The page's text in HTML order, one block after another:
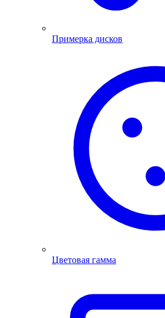
Примерка дисков
Цветовая гамма